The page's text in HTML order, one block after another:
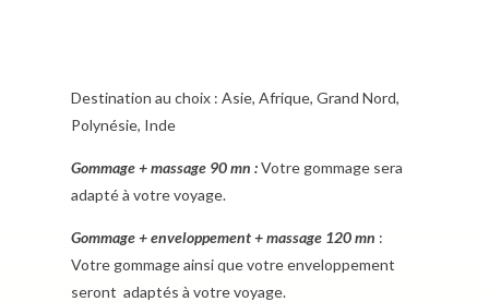
Destination au choix : Asie, Afrique, Grand Nord,
Polynésie, Inde
Gommage + massage 90 mn :Votre gommage sera
adapté à votre voyage.
Gommage + enveloppement + massage 120 mn :
Votre gommage ainsi que votre enveloppement
seront adaptés à votre voyage.